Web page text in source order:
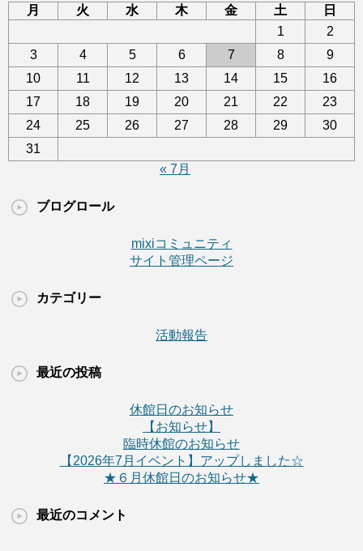
月
火 水 木 金 土
日
1
2
3
4 5 6 7 8
9
10
11 12 13 14 15
16
17
18 19 20 21 22
23
24
25 26 27 28 29
30
31
« 7月
ブログロール
mixiコミュニティ
サイト管理ページ
カテゴリー
活動報告
最近の投稿
休館日のお知らせ
【お知らせ】
臨時休館のお知らせ
【2026年7月イベント】アップしました☆
★６月休館日のお知らせ★
最近のコメント